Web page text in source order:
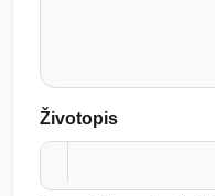
Životopis